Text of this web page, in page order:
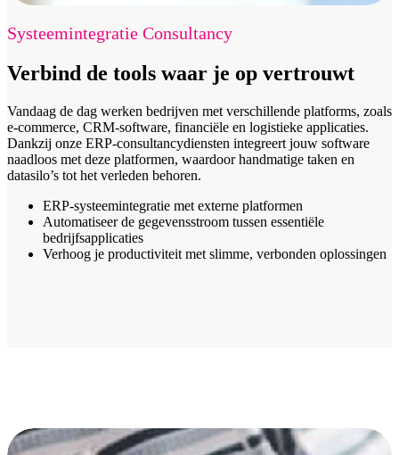
Systeemintegratie Consultancy
Verbind de tools waar je op vertrouwt
Vandaag de dag werken bedrijven met verschillende platforms, zoals
e-commerce, CRM-software, financiële en logistieke applicaties.
Dankzij onze ERP-consultancydiensten integreert jouw software
naadloos met deze platformen, waardoor handmatige taken en
datasilo’s tot het verleden behoren.
ERP-systeemintegratie met externe platformen
Automatiseer de gegevensstroom tussen essentiële
bedrijfsapplicaties
Verhoog je productiviteit met slimme, verbonden oplossingen